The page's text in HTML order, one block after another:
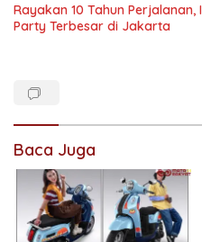
Rayakan 10 Tahun
Party Terbesar di Jakarta
Baca Juga